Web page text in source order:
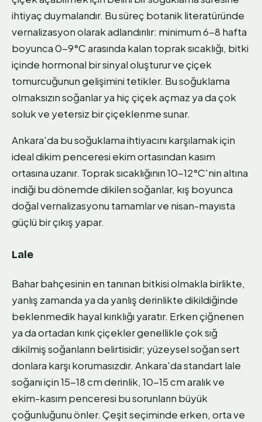
ihtiyaç duymalarıdır. Bu süreç botanik literatüründe
vernalizasyon olarak adlandırılır: minimum 6-8 hafta
boyunca 0-9°C arasında kalan toprak sıcaklığı, bitki
içinde hormonal bir sinyal oluşturur ve çiçek
tomurcuğunun gelişimini tetikler. Bu soğuklama
olmaksızın soğanlar ya hiç çiçek açmaz ya da çok
soluk ve yetersiz bir çiçeklenme sunar.
Ankara'da bu soğuklama ihtiyacını karşılamak için
ideal dikim penceresi ekim ortasından kasım
ortasına uzanır. Toprak sıcaklığının 10-12°C'nin altına
indiği bu dönemde dikilen soğanlar, kış boyunca
doğal vernalizasyonu tamamlar ve nisan-mayısta
güçlü bir çıkış yapar.
Lale
Bahar bahçesinin en tanınan bitkisi olmakla birlikte,
yanlış zamanda ya da yanlış derinlikte dikildiğinde
beklenmedik hayal kırıklığı yaratır. Erken çiğnenen
ya da ortadan kırık çiçekler genellikle çok sığ
dikilmiş soğanların belirtisidir; yüzeysel soğan sert
donlara karşı korumasızdır. Ankara'da standart lale
soğanı için 15-18 cm derinlik, 10-15 cm aralık ve
ekim-kasım penceresi bu sorunların büyük
çoğunluğunu önler. Çeşit seçiminde erken, orta ve